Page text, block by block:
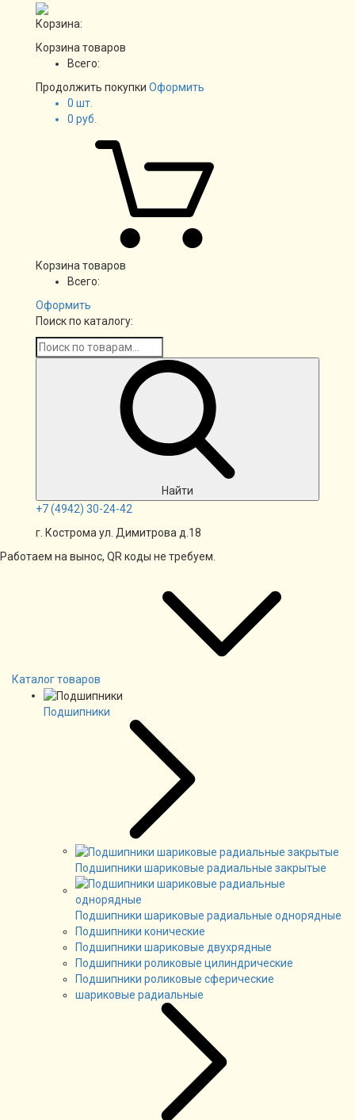
Корзина:
Корзина товаров
Всего:
Продолжить покупки Оформить
0 шт.
0 руб.
Корзина товаров
Всего:
Оформить
Поиск по каталогу:
Найти
+7(4942) 30-24-42
г. Кострома ул. Димитрова д.18
Работаем на вынос, QR коды не требуем.
Каталог товаров
Подшипники
Подшипники шариковые радиальные закрытые
Подшипники шариковые радиальные однорядные
Подшипники конические
Подшипники шариковые двухрядные
Подшипники роликовые цилиндрические
Подшипники роликовые сферические
шариковые радиальные